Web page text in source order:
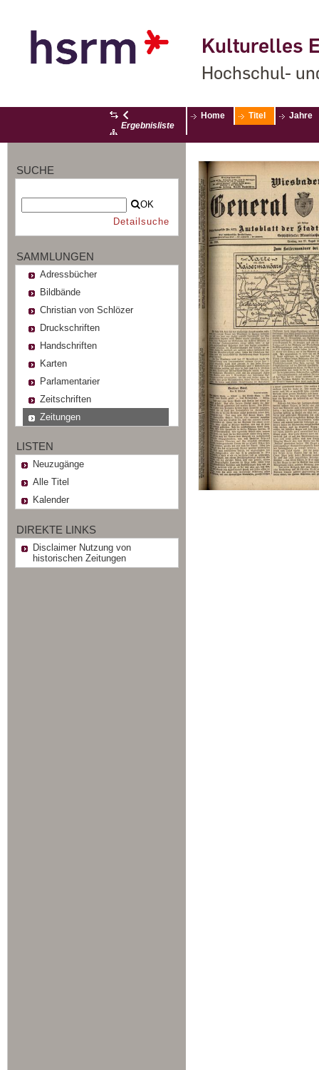
Kulturelles
Hochschul-
Ergebnisliste
Home Titel Jahre
SUCHE
OK
Detailsuche
SAMMLUNGEN
Adressbücher
Bildbände
Christian von Schlözer
Druckschriften
Handschriften
Karten
Parlamentarier
Zeitschriften
Zeitungen
LISTEN
Neuzugänge
Alle Titel
Kalender
DIREKTE LINKS
Disclaimer Nutzung von
historischen Zeitungen